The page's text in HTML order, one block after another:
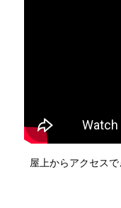
屋上からアクセス